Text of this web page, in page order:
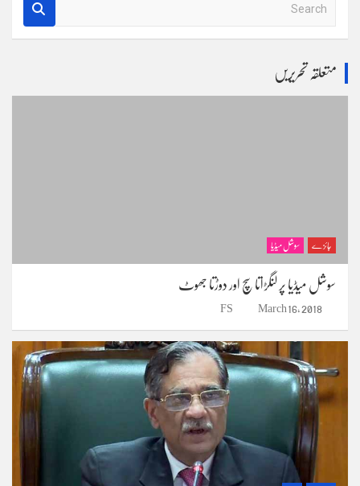
a
متعلقہ تحریریں
جائزے سوشل میڈیا
سوشل میڈیا پر لنگڑاتا سچ اور دوڑتا جھوٹ
March 16, 2018
FS